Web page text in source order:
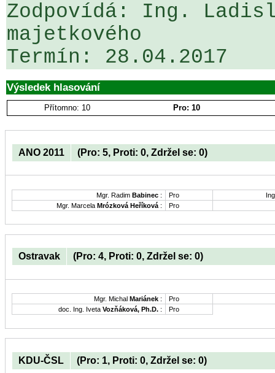
Zodpovídá: Ing.
majetkového
Výsledek hlasování
Přítomno: 10 Pro: 10
ANO 2011 (Pro: 5, Proti: 0, Zdržel se: 0)
Mgr. Radim Babinec : Pro
Mgr. Marcela Mrózková Heříková : Pro
Ostravak (Pro: 4, Proti: 0, Zdržel se: 0)
Mgr. Michal Mariánek :
Pro
doc. Ing. Iveta Vozňáková, Ph.D. : Pro
KDU-ČSL (Pro: 1, Proti: 0, Zdržel se: 0)